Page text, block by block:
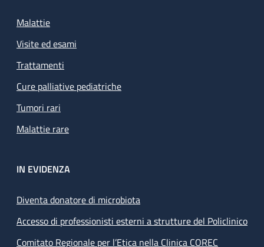
Malattie
Visite ed esami
Trattamenti
Cure palliative pediatriche
Tumori rari
Malattie rare
IN EVIDENZA
Diventa donatore di microbiota
Accesso di professionisti esterni a strutture del Policlinico
Comitato Regionale per l’Etica nella Clinica COREC